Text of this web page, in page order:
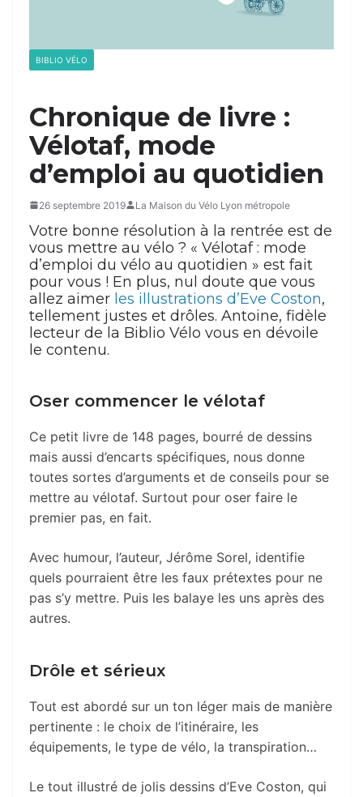
BIBLIO VÉLO
Chronique de livre :
Vélotaf, mode
d’emploi au quotidien
26 septembre 2019 La Maison du Vélo Lyon métropole
Votre bonne résolution à la rentrée est de
vous mettre au vélo ? « Vélotaf : mode
d’emploi du vélo au quotidien » est fait
pour vous ! En plus, nul doute que vous
allez aimer les illustrations d’Eve Coston,
tellement justes et drôles. Antoine, fidèle
lecteur de la Biblio Vélo vous en dévoile
le contenu.
Oser commencer le vélotaf
Ce petit livre de 148 pages, bourré de dessins
mais aussi d’encarts spécifiques, nous donne
toutes sortes d’arguments et de conseils pour se
mettre au vélotaf. Surtout pour oser faire le
premier pas, en fait.
Avec humour, l’auteur, Jérôme Sorel, identifie
quels pourraient être les faux prétextes pour ne
pas s’y mettre. Puis les balaye les uns après des
autres.
Drôle et sérieux
Tout est abordé sur un ton léger mais de manière
pertinente : le choix de l’itinéraire, les
équipements, le type de vélo, la transpiration…
Le tout illustré de jolis dessins d’Eve Coston, qui